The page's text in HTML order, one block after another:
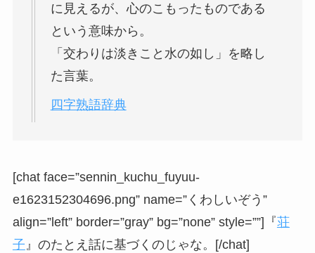
に見えるが、心のこもったものである
という意味から。
「交わりは淡きこと水の如し」を略し
た言葉。
四字熟語辞典
[chat face=”sennin_kuchu_fuyuu-
e1623152304696.png” name=”くわしいぞう”
align=”left” border=”gray” bg=”none” style=””]『荘
子』のたとえ話に基づくのじゃな。[/chat]